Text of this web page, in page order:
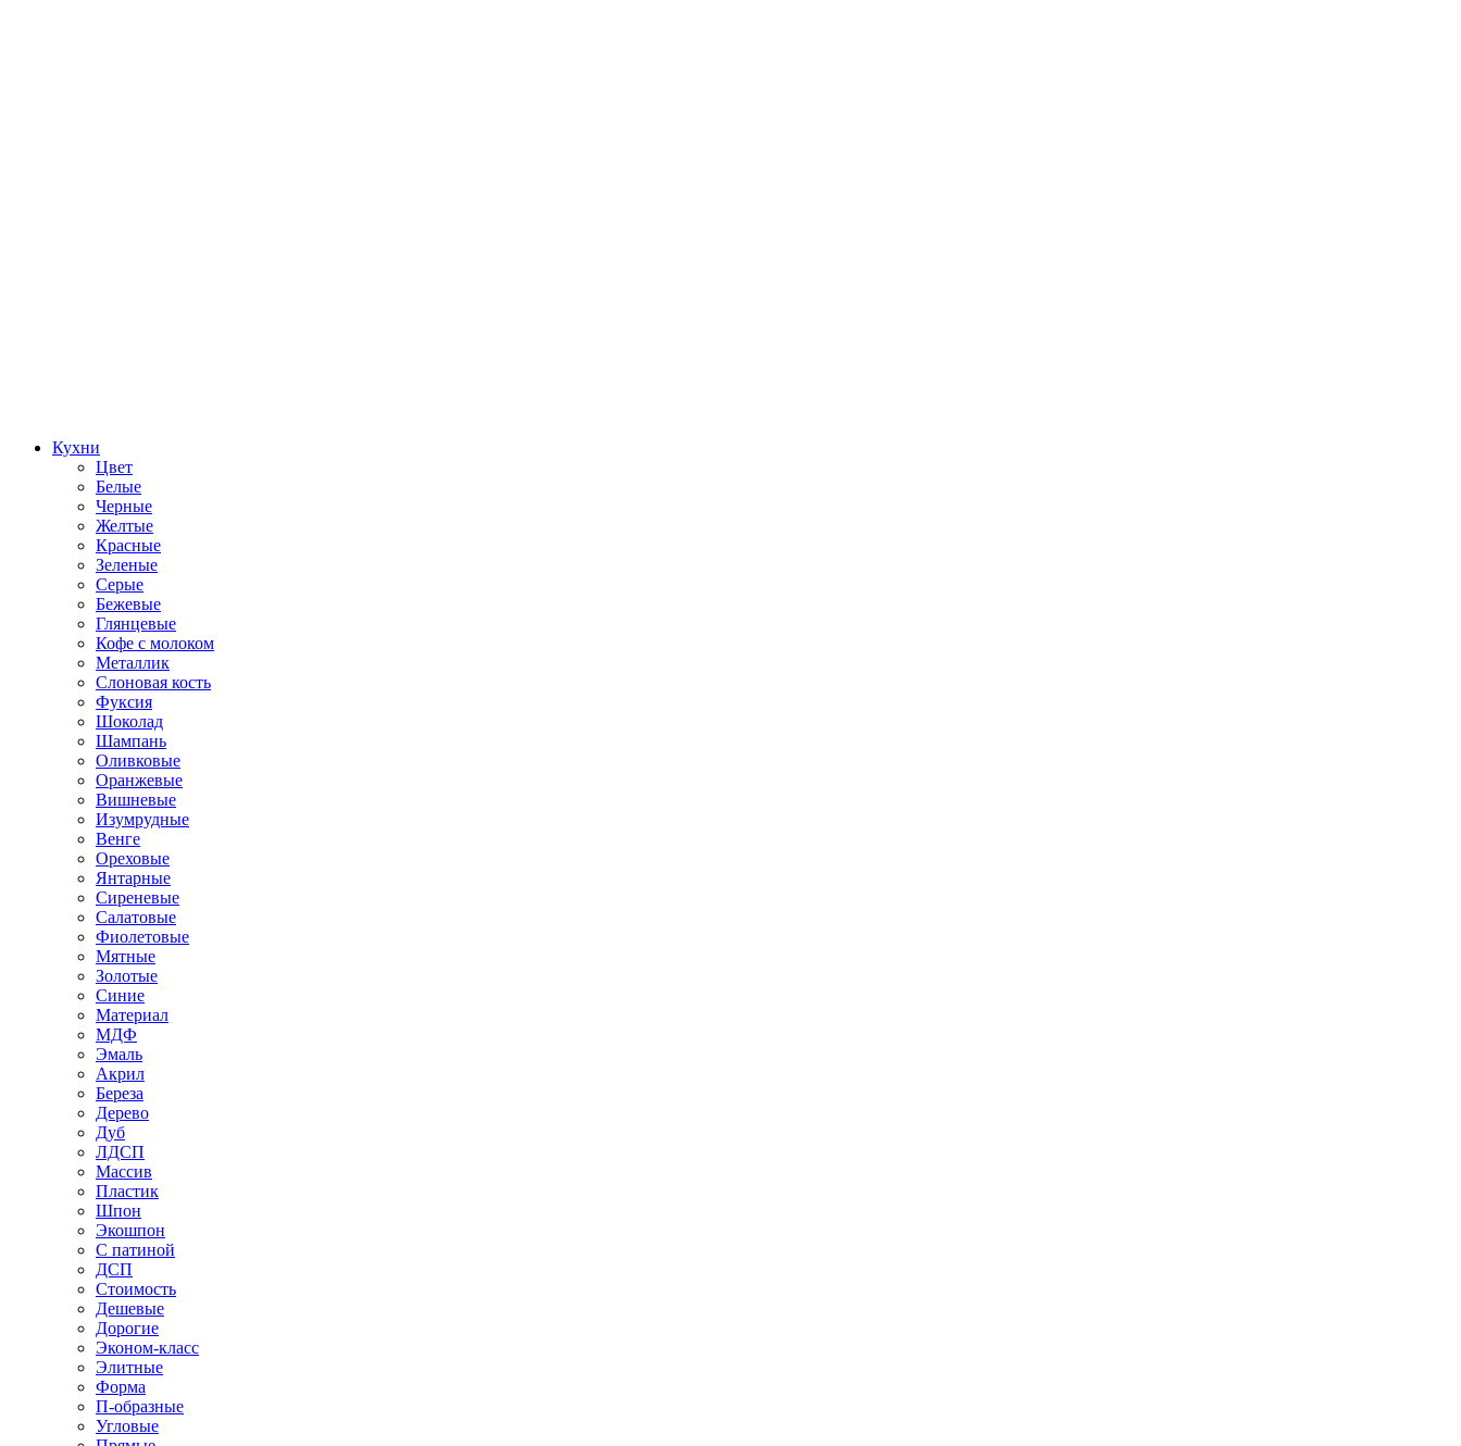
Кухни
Цвет
Белые
Черные
Желтые
Красные
Зеленые
Серые
Бежевые
Глянцевые
Кофе с молоком
Металлик
Слоновая кость
Фуксия
Шоколад
Шампань
Оливковые
Оранжевые
Вишневые
Изумрудные
Венге
Ореховые
Янтарные
Сиреневые
Салатовые
Фиолетовые
Мятные
Золотые
Синие
Материал
МДФ
Эмаль
Акрил
Береза
Дерево
Дуб
ЛДСП
Массив
Пластик
Шпон
Экошпон
С патиной
ДСП
Стоимость
Дешевые
Дорогие
Эконом-класс
Элитные
Форма
П-образные
Угловые